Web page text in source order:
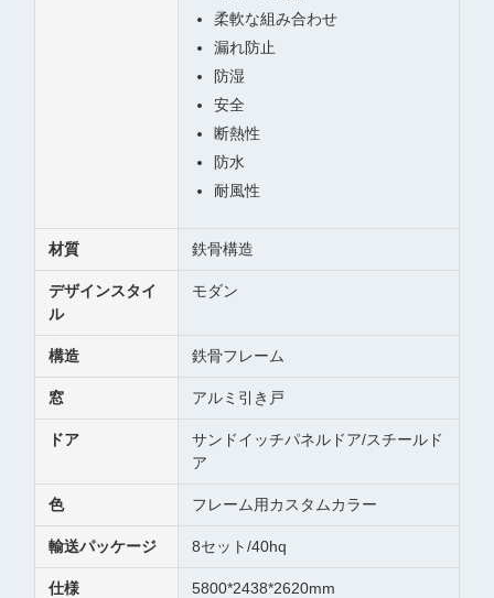
柔軟な組み合わせ
漏れ防止
防湿
安全
断熱性
防水
耐風性
材質 鉄骨構造
デザインスタイ
ル
モダン
構造 鉄骨フレーム
窓 アルミ引き戸
ドア
サンドイッチパネルドア/スチールド
ア
色 フレーム用カスタムカラー
輸送パッケージ 8セット/40hq
仕様 5800*2438*2620mm